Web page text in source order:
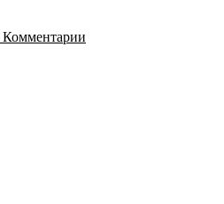
Комментарии